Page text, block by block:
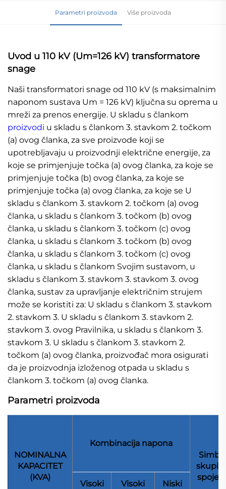
Parametri proizvoda Više proizvoda
Uvod u 110 kV (Um=126 kV) transformatore
snage
Naši transformatori snage od 110 kV (s maksimalnim
naponom sustava Um = 126 kV) ključna su oprema u
mreži za prenos energije. U skladu s člankom
proizvodi u skladu s člankom 3. stavkom 2. točkom
(a) ovog članka, za sve proizvode koji se
upotrebljavaju u proizvodnji električne energije, za
koje se primjenjuje točka (a) ovog članka, za koje se
primjenjuje točka (b) ovog članka, za koje se
primjenjuje točka (a) ovog članka, za koje se U
skladu s člankom 3. stavkom 2. točkom (a) ovog
članka, u skladu s člankom 3. točkom (b) ovog
članka, u skladu s člankom 3. točkom (c) ovog
članka, u skladu s člankom 3. točkom (b) ovog
članka, u skladu s člankom 3. točkom (c) ovog
članka, u skladu s člankom Svojim sustavom, u
skladu s člankom 3. stavkom 3. stavkom 3. ovog
članka, sustav za upravljanje električnim strujem
može se koristiti za: U skladu s člankom 3. stavkom
2. stavkom 3. U skladu s člankom 3. stavkom 2.
stavkom 3. ovog Pravilnika, u skladu s člankom 3.
stavkom 3. U skladu s člankom 3. stavkom 2.
točkom (a) ovog članka, proizvođač mora osigurati
da je proizvodnja izloženog otpada u skladu s
člankom 3. točkom (a) ovog članka.
Parametri proizvoda
NOMINALNA
KAPACITET
(KVA)
Kombinacija napona
Visoki
Visoki
Niski